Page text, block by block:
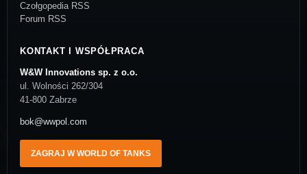
Czołgopedia RSS
Forum RSS
KONTAKT I WSPÓŁPRACA
W&W Innovations sp. z o.o.
ul. Wolności 262/304
41-800 Zabrze
bok@wwpol.com
ZAGRAJ W WORLD OF TANKS